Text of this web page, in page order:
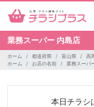
業務スーパー 内島店
ホーム 都道府県 富山県
高
ホーム
お店の名前 業務スーパ
本日チラシ